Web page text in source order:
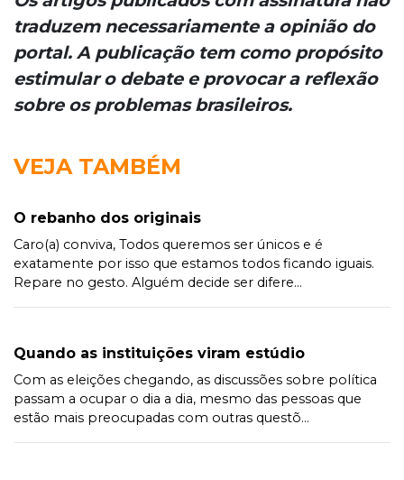
traduzem necessariamente a opinião do
portal. A publicação tem como propósito
estimular o debate e provocar a reflexão
sobre os problemas brasileiros.
VEJA TAMBÉM
O rebanho dos originais
Caro(a) conviva, Todos queremos ser únicos e é
exatamente por isso que estamos todos ficando iguais.
Repare no gesto. Alguém decide ser difere...
Quando as instituições viram estúdio
Com as eleições chegando, as discussões sobre política
passam a ocupar o dia a dia, mesmo das pessoas que
estão mais preocupadas com outras questõ...